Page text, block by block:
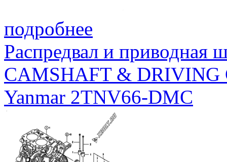
подробнее
Распредвал и приводная
CAMSHAFT & DRIVING
Yanmar 2TNV66-DMC